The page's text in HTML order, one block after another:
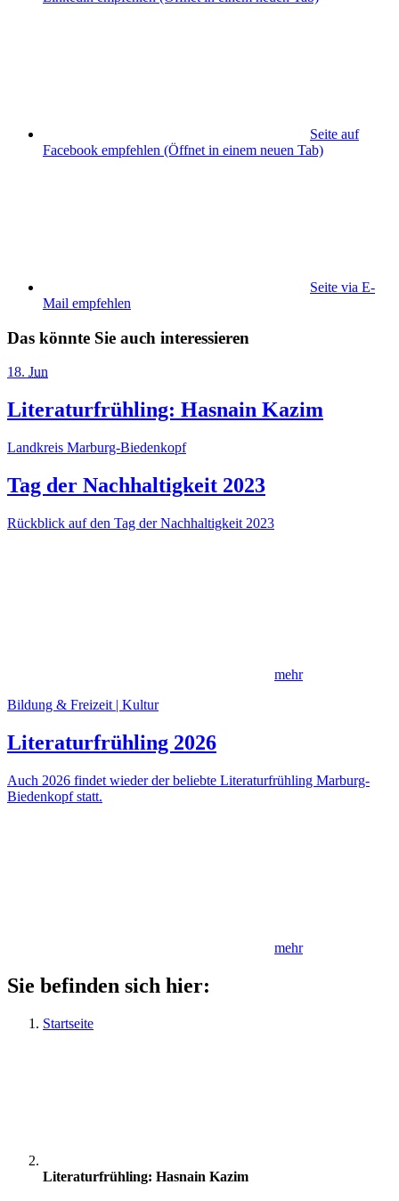
Seite auf
Facebook empfehlen (Öffnet in einem neuen Tab)
Seite via E-
Mail empfehlen
Das könnte Sie auch interessieren
18. Jun
Literaturfrühling: Hasnain Kazim
Landkreis Marburg-Biedenkopf
Tag der Nachhaltigkeit 2023
Rückblick auf den Tag der Nachhaltigkeit 2023
mehr
Bildung & Freizeit | Kultur
Literaturfrühling 2026
Auch 2026 findet wieder der beliebte Literaturfrühling Marburg-
Biedenkopf statt.
mehr
Sie befinden sich hier:
Startseite
Literaturfrühling: Hasnain Kazim